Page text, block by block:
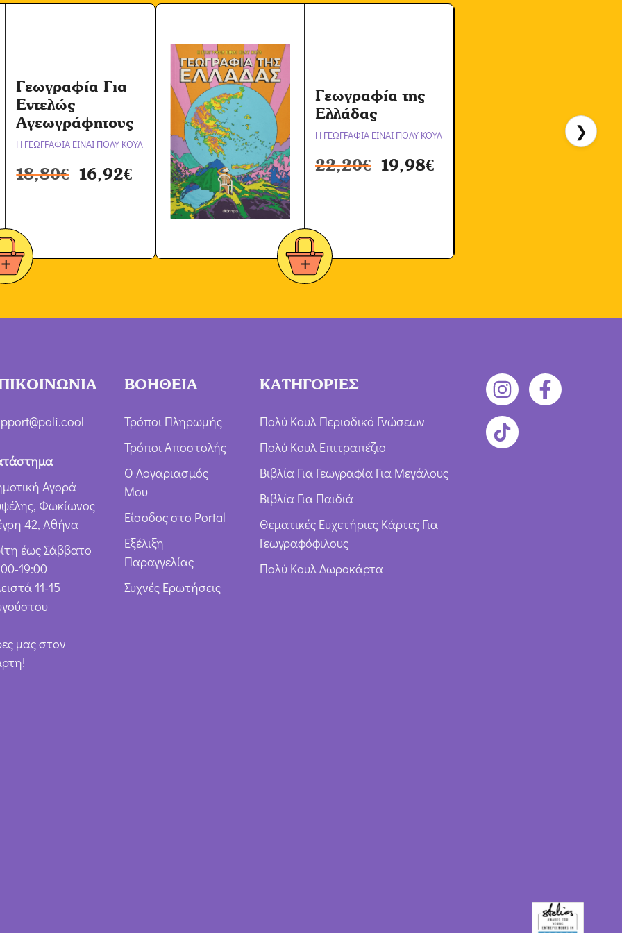
*
Γεωγραφία Για
Εντελώς
Αγεωγράφητους
Η ΓΕΩΓΡΑΦΙΑ ΕΙΝΑΙ ΠΟΛΥ ΚΟΥΛ
18,80€ 16,92€
Γεωγραφία της
Ελλάδας
Η ΓΕΩΓΡΑΦΙΑ ΕΙΝΑΙ ΠΟΛΥ ΚΟΥΛ
22,20€ 19,98€
❯
Αγορά
Φωκίωνος
42, Αθήνα
έως Σάββατο
19:00
11-15
μας στον
ΒΟΗΘΕΙΑ
Τρόποι Πληρωμής
Τρόποι Αποστολής
Ο Λογαριασμός
Μου
Είσοδος στο Portal
Εξέλιξη
Παραγγελίας
Συχνές Ερωτήσεις
ΚΑΤΗΓΟΡΙΕΣ
Πολύ Κουλ Περιοδικό Γνώσεων
Πολύ Κουλ Επιτραπέζιο
Βιβλία Για Γεωγραφία Για Μεγάλους
Βιβλία Για Παιδιά
Θεματικές Ευχετήριες Κάρτες Για
Γεωγραφόφιλους
Πολύ Κουλ Δωροκάρτα